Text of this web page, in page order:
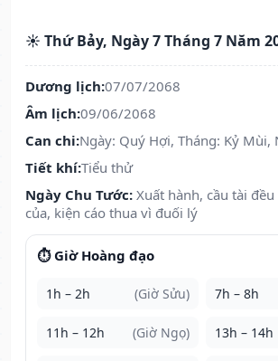
☀️ Thứ Bảy, Ngày 7 Tháng 7 Năm
Dương lịch:07/07/2068
Âm lịch:09/06/2068
Can chi:Ngày: Quý Hợi, Tháng: Kỷ Mùi,
Tiết khí:Tiểu thử
Ngày Chu Tước: Xuất hành, cầu tài
của, kiện cáo thua vì đuối lý
⏱️ Giờ Hoàng đạo
1h – 2h (Giờ Sửu) 7h – 8h
11h – 12h (Giờ Ngọ) 13h – 14h